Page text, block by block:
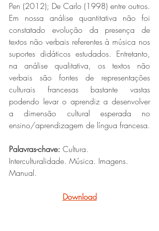
Pen (2012); De Carlo (1998) entre outros.
Em nossa análise quantitativa não foi
constatado evolução da presença de
textos não verbais referentes à música nos
suportes didáticos estudados. Entretanto,
na análise qualitativa, os textos não
verbais são fontes de representações
culturais francesas bastante vastas
podendo levar o aprendiz a desenvolver
a dimensão cultural esperada no
ensino/aprendizagem de língua francesa.
Palavras-chave: Cultura.
Interculturalidade. Música. Imagens.
Manual.
Download